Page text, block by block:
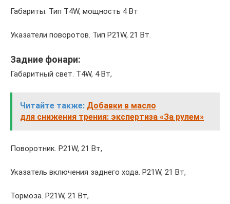
Габариты. Тип T4W, мощность 4 Вт
Указатели поворотов. Тип P21W, 21 Вт.
Задние фонари:
Габаритный свет. T4W, 4 Вт,
Читайте также: Добавки в масло
для снижения трения: экспертиза «За рулем»
Поворотник. P21W, 21 Вт,
Указатель включения заднего хода. P21W, 21 Вт,
Тормоза. P21W, 21 Вт,